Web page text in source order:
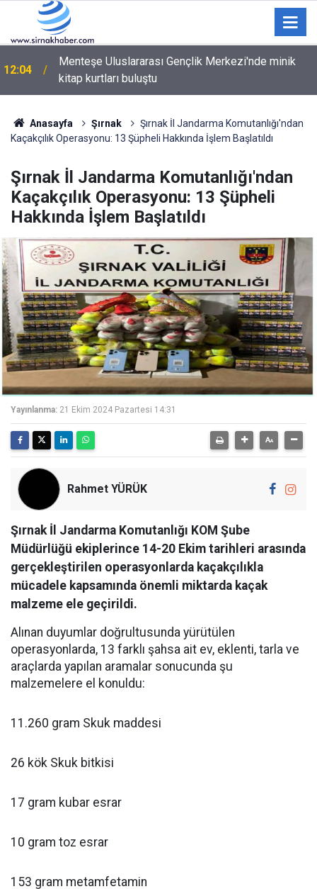
12:04
Menteşe Uluslararası Gençlik Merkezi'nde minik
kitap kurtları buluştu
Anasayfa Şırnak
Şırnak İl Jandarma Komutanlığı'ndan
Kaçakçılık Operasyonu: 13 Şüpheli Hakkında İşlem Başlatıldı
Şırnak İl Jandarma Komutanlığı'ndan
Kaçakçılık Operasyonu: 13 Şüpheli
Hakkında İşlem Başlatıldı
Yayınlanma: 21 Ekim 2024 Pazartesi 14:31
Rahmet YÜRÜK
Şırnak İl Jandarma Komutanlığı KOM Şube
Müdürlüğü ekiplerince 14-20 Ekim tarihleri arasında
gerçekleştirilen operasyonlarda kaçakçılıkla
mücadele kapsamında önemli miktarda kaçak
malzeme ele geçirildi.
Alınan duyumlar doğrultusunda yürütülen
operasyonlarda, 13 farklı şahsa ait ev, eklenti, tarla ve
araçlarda yapılan aramalar sonucunda şu
malzemelere el konuldu:
11.260 gram Skuk maddesi
26 kök Skuk bitkisi
17 gram kubar esrar
10 gram toz esrar
153 gram metamfetamin